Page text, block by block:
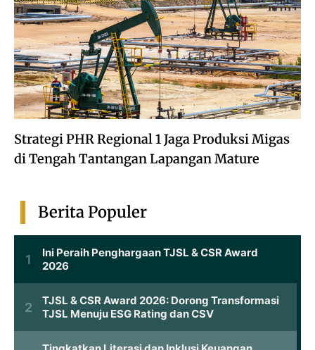
Strategi PHR Regional 1 Jaga Produksi Migas
di Tengah Tantangan Lapangan Mature
Berita Populer